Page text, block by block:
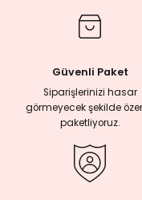
Güvenli Paket
Siparişlerinizi hasar
görmeyecek şekilde
paketliyoruz.